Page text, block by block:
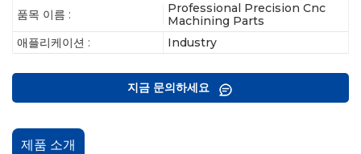
품목 이름 :
Professional Precision Cnc
Machining Parts
애플리케이션 :
Industry
지금 문의하세요
제품 소개